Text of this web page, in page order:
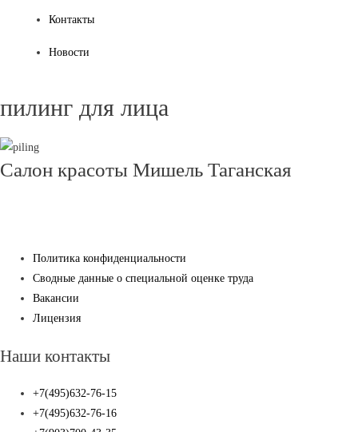
Контакты
Новости
пилинг для лица
Салон красоты Мишель Таганская
Политика конфиденциальности
Сводные данные о специальной оценке труда
Вакансии
Лицензия
Наши контакты
+7(495)632-76-15
+7(495)632-76-16